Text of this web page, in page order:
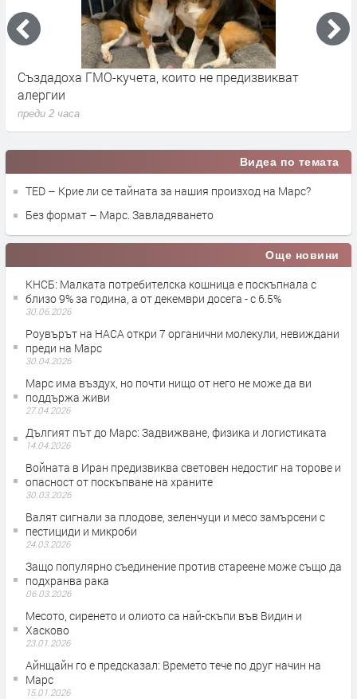
Създадоха ГМО-кучета, които не предизвикват
алергии
преди 2 часа
Видеа по темата
TED – Крие ли се тайната за нашия произход на Марс?
Без формат – Марс. Завладяването
Още новини
КНСБ: Малката потребителска кошница е поскъпнала с
близо 9% за година, а от декември досега - с 6.5%
30.06.2026
Роувърът на НАСА откри 7 органични молекули, невиждани
преди на Марс
30.04.2026
Марс има въздух, но почти нищо от него не може да ви
поддържа живи
27.04.2026
Дългият път до Марс: Задвижване, физика и логистиката
14.04.2026
Войната в Иран предизвиква световен недостиг на торове и
опасност от поскъпване на храните
30.03.2026
Валят сигнали за плодове, зеленчуци и месо замърсени с
пестициди и микроби
24.03.2026
Защо популярно съединение против стареене може също да
подхранва рака
06.03.2026
Месото, сиренето и олиото са най-скъпи във Видин и
Хасково
23.01.2026
Айнщайн го е предсказал: Времето тече по друг начин на
Марс
15.01.2026